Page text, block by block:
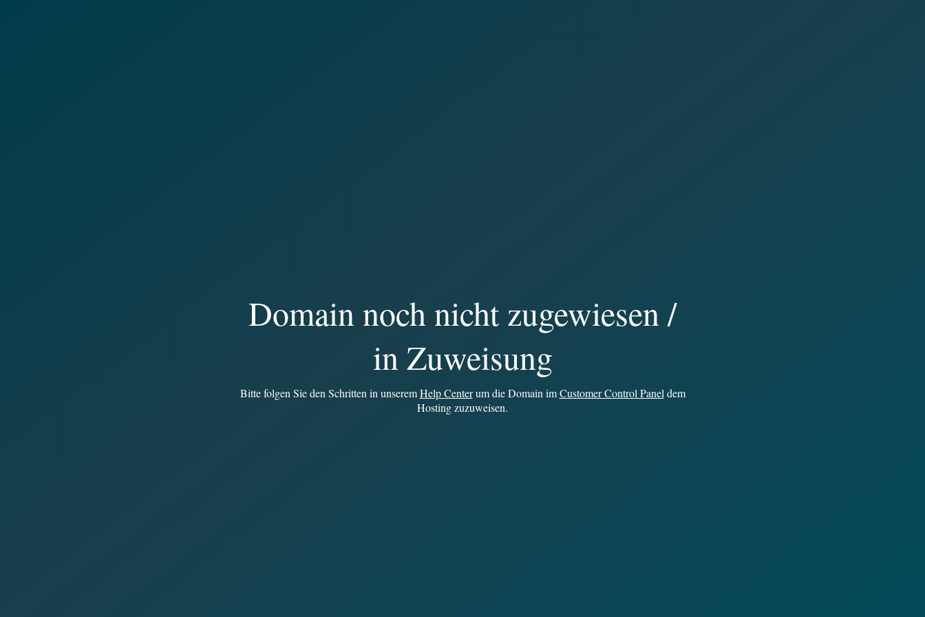
Domain noch nicht zugewiesen /
in Zuweisung
Bitte folgen Sie den Schritten in unseremHelp Centerum die Domain imCustomer Control Panel dem
Hosting zuzuweisen.